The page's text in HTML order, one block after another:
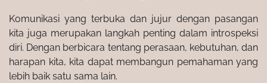
Komunikasi yang terbuka dan jujur ​​dengan pasangan
kita juga merupakan langkah penting dalam introspeksi
diri. Dengan berbicara tentang perasaan, kebutuhan, dan
harapan kita, kita dapat membangun pemahaman yang
lebih baik satu sama lain.